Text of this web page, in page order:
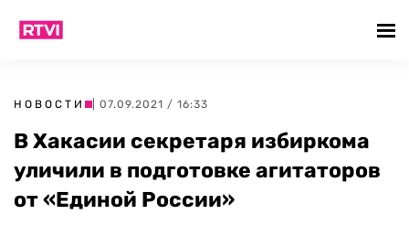
НОВОСТИ | 07.09.2021 / 16:33
В Хакасии секретаря избиркома
уличили в подготовке агитаторов
от «Единой России»